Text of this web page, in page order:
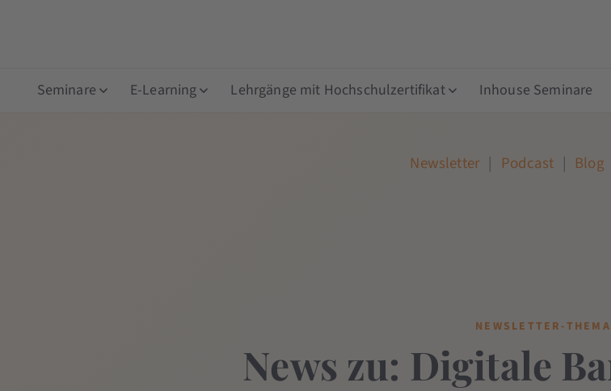
Seminare E-Learning Lehrgänge mit Hochschulzertifikat Inhouse Seminare
Newsletter | Podcast | Blog
NEWSLETTER-THEMA
News zu: Digitale